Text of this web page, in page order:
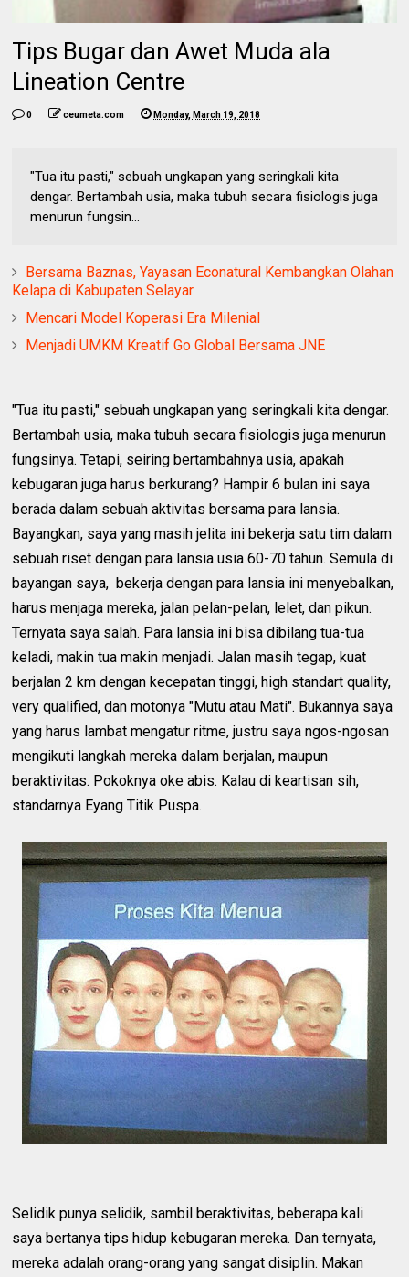
Tips Bugar dan Awet Muda ala
Lineation Centre
0 ceumeta.com Monday, March 19, 2018
"Tua itu pasti," sebuah ungkapan yang seringkali kita
dengar. Bertambah usia, maka tubuh secara fisiologis juga
menurun fungsin...
Bersama Baznas, Yayasan Econatural Kembangkan Olahan
Kelapa di Kabupaten Selayar
Mencari Model Koperasi Era Milenial
Menjadi UMKM Kreatif Go Global Bersama JNE
"Tua itu pasti," sebuah ungkapan yang seringkali kita dengar.
Bertambah usia, maka tubuh secara fisiologis juga menurun
fungsinya. Tetapi, seiring bertambahnya usia, apakah
kebugaran juga harus berkurang? Hampir 6 bulan ini saya
berada dalam sebuah aktivitas bersama para lansia.
Bayangkan, saya yang masih jelita ini bekerja satu tim dalam
sebuah riset dengan para lansia usia 60-70 tahun. Semula di
bayangan saya, bekerja dengan para lansia ini menyebalkan,
harus menjaga mereka, jalan pelan-pelan, lelet, dan pikun.
Ternyata saya salah. Para lansia ini bisa dibilang tua-tua
keladi, makin tua makin menjadi. Jalan masih tegap, kuat
berjalan 2 km dengan kecepatan tinggi, high standart quality,
very qualified, dan motonya "Mutu atau Mati". Bukannya saya
yang harus lambat mengatur ritme, justru saya ngos-ngosan
mengikuti langkah mereka dalam berjalan, maupun
beraktivitas. Pokoknya oke abis. Kalau di keartisan sih,
standarnya Eyang Titik Puspa.
Selidik punya selidik, sambil beraktivitas, beberapa kali
saya bertanya tips hidup kebugaran mereka. Dan ternyata,
mereka adalah orang-orang yang sangat disiplin. Makan